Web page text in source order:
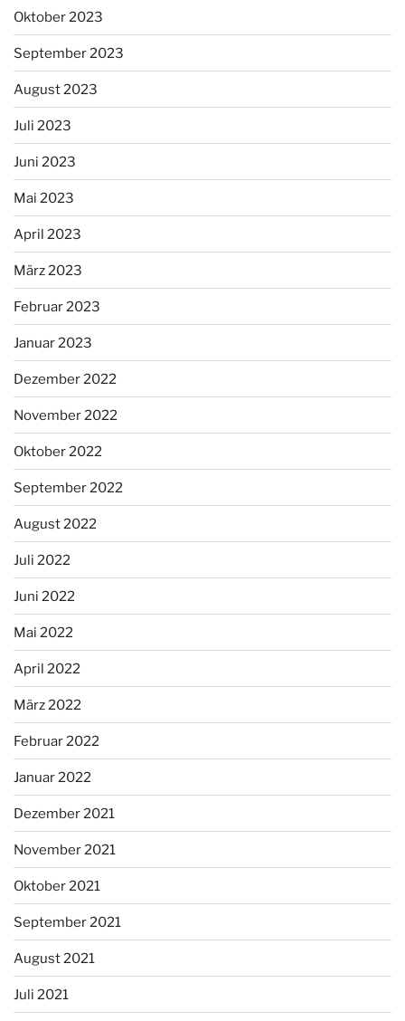
Oktober 2023
September 2023
August 2023
Juli 2023
Juni 2023
Mai 2023
April 2023
März 2023
Februar 2023
Januar 2023
Dezember 2022
November 2022
Oktober 2022
September 2022
August 2022
Juli 2022
Juni 2022
Mai 2022
April 2022
März 2022
Februar 2022
Januar 2022
Dezember 2021
November 2021
Oktober 2021
September 2021
August 2021
Juli 2021